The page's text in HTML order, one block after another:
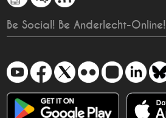
Be Social! Be Anderlecht-Online!